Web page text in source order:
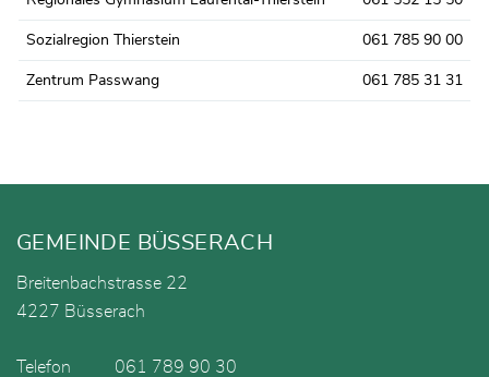
Sozialregion Thierstein 061 785 90 00
Zentrum Passwang 061 785 31 31
Fusszeile
GEMEINDE BÜSSERACH
Breitenbachstrasse 22
4227 Büsserach
Telefon
061 789 90 30